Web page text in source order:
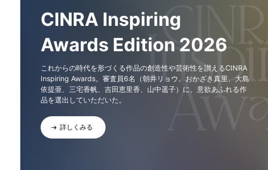
CINRA Inspiring
Awards Edition 2026
これからの時代を形づくる作品の創造性や芸術性を讃えるCINRA
Inspiring Awards。審査員6名（朝井リョウ、おかざき真里、大島
依提亜、三宅香帆、吉田恵里香、山中遥子）に、意欲あふれる作
品を選出していただいた。
詳しくみる